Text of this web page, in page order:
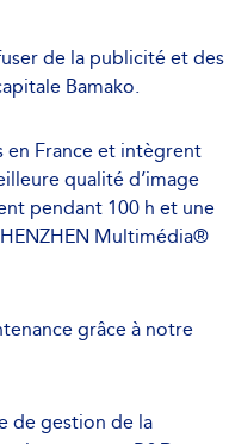
de la publicité et des
Bamako.
en France et intègrent
qualité d’image
pendant 100 h et une
Multimédia®
grâce à notre
de gestion de la